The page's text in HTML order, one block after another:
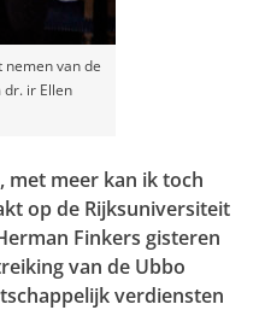
nemen van de
dr. ir Ellen
met meer kan ik toch
op de Rijksuniversiteit
Finkers gisteren
van de Ubbo
verdiensten